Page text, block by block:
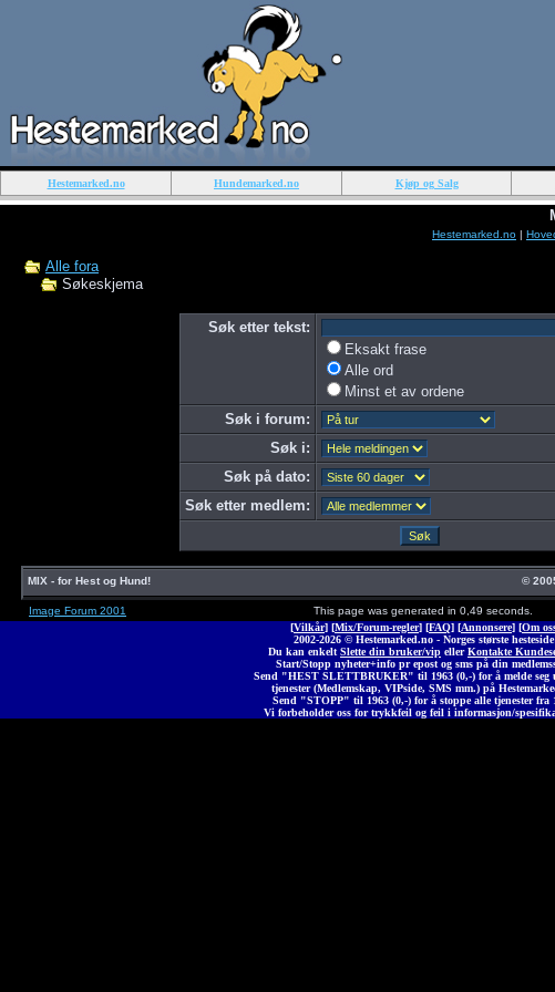
Hestemarked.no Hundemarked.no Kjøp og Salg
Hestemarked.no |
Alle fora
Søkeskjema
Søk etter tekst:
Eksakt frase
Alle ord
Minst et av ordene
Søk i forum:
Søk i:
Søk på dato:
Søk etter medlem:
MIX - for Hest og Hund! ©
Image Forum 2001 This page was generated in 0,49 seconds.
[Vilkår] [Mix/Forum-regler] [FAQ] [Annonsere] [Om
2002-2026 © Hestemarked.no - Norges største
Du kan enkelt Slette din bruker/vip ellerKontakte
Start/Stopp nyheter+info pr epost og sms på din
Send "HEST SLETTBRUKER" til 1963 (0,-) for å melde seg
tjenester (Medlemskap, VIPside, SMS mm.) på
Send "STOPP" til 1963 (0,-) for å stoppe alle tjenester fra
Vi forbeholder oss for trykkfeil og feil i informasjon/